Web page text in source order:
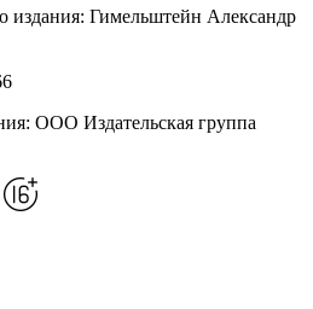
издания: Гимельштейн Александр
ООО Издательская группа